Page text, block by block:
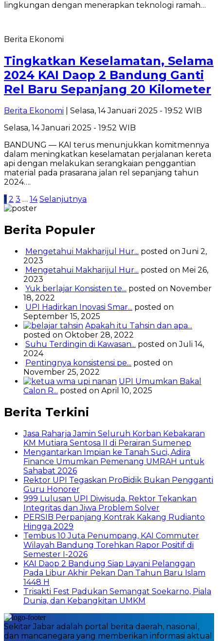
lingkungan dengan menerapkan teknologi ramah…
Berita Ekonomi
Tingkatkan Keselamatan, Selama
2024 KAI Daop 2 Bandung Ganti
Rel Baru Sepanjang 20 Kilometer
Berita Ekonomi | Selasa, 14 Januari 2025 - 19:52 WIB
Selasa, 14 Januari 2025 - 19:52 WIB
BANDUNG — KAI terus menunjukkan komitmennya
dalam meningkatkan keselamatan perjalanan kereta
api dengan melakukan serangkaian penggantian
material pada prasarana jalan rel sepanjang tahun
2024….
Paginasi
pos
1 2 3 … 14 Selanjutnya
Berita Populer
Mengetahui Makharijul Hur... posted on Juni 2,
2023
Mengetahui Makharijul Hur... posted on Mei 26,
2023
Yuk berlajar Konsisten te... posted on November
18, 2022
UPI Hadirkan Inovasi Smar... posted on
September 15, 2025
Apakah itu Tahsin dan apa...
posted on Oktober 28, 2022
Suhu Terdingin di Kawasan... posted on Juli 14,
2024
Pentingnya konsistensi pe... posted on
November 25, 2022
UPI Umumkan Bakal
Calon R... posted on April 10, 2025
Berita Terkini
Jasa Raharja Jamin Seluruh Korban Kebakaran
KM Mutiara Sentosa II di Perairan Sumenep
Mengantarkan Impian ke Tanah Suci, Adira
Finance Umumkan Pemenang UMRAH untuk
Sahabat 2026
Rektor UPI Tegaskan ProBidik Bukan Pengganti
Guru Honorer
999 Lulusan UPI Diwisuda, Rektor Tekankan
Integritas dan Jiwa Problem Solver
PERSIB Perpanjang Kontrak Kakang Rudianto
Hingga 2029
Tembus 10 Juta Penumpang, KAI Commuter
Wilayah Bandung Torehkan Rapor Positif di
Semester I-2026
KAI Daop 2 Bandung Siap Layani Pelanggan
Pada Libur Akhir Pekan Dan Tahun Baru Islam
1448 H
Trisakti Fest Padukan Semangat Soekarno, Piala
Dunia, dan Kebangkitan UMKM
Sekitar Jabar adalah portal berita daerah, nasional,
dan mancanegara yang memberikan informasi aktual